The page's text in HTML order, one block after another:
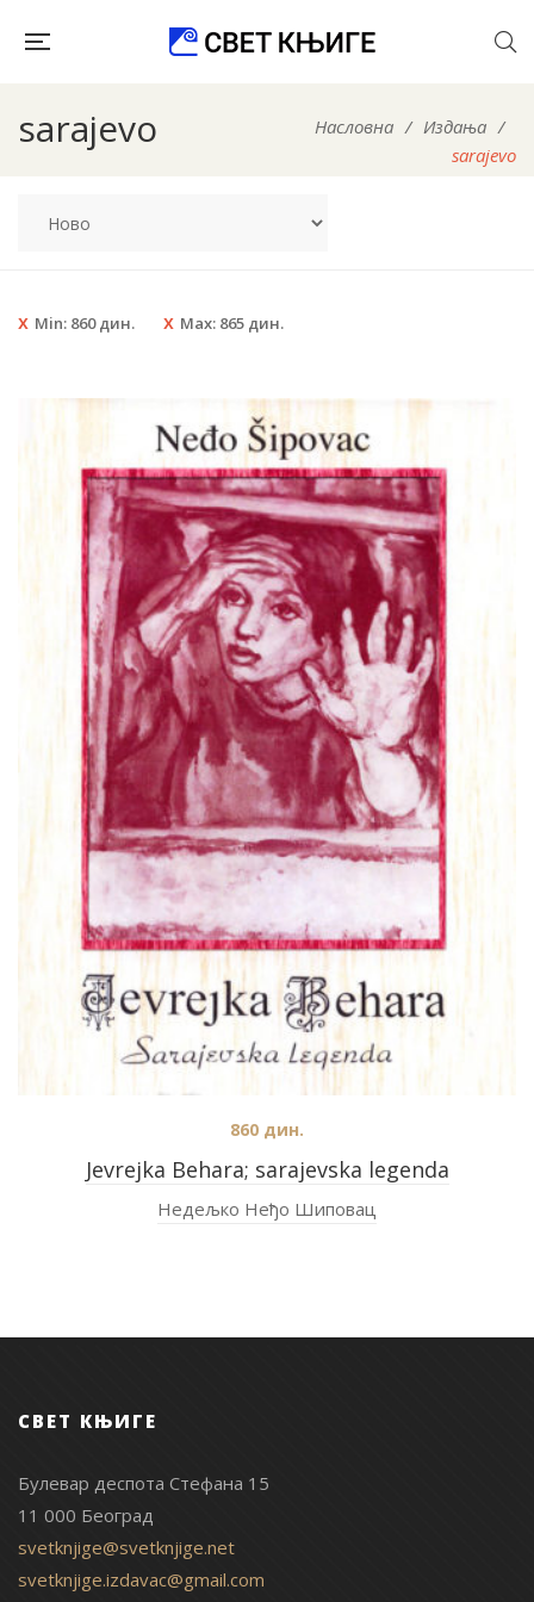
sarajevo Насловна / Издања /
sarajevo
Min: 860дин. Max: 865 дин.
Jevrejka Behara; sarajevska legenda
860 дин.
Недељко Неђо Шиповац
СВЕТ КЊИГЕ
Булевар деспота Стефана 15
11 000 Београд
svetknjige@svetknjige.net
svetknjige.izdavac@gmail.com